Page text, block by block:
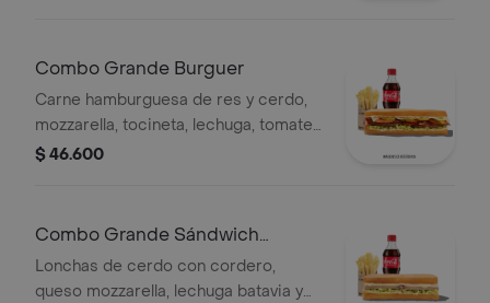
Combo Grande Burguer
Carne hamburguesa de res y cerdo,
mozzarella, tocineta, lechuga, tomate,
pepinillos, salsa BBQ, salsa Qbano,
$ 46.600
Combo Grande Sándwich
Cordero
Lonchas de cerdo con cordero,
queso mozzarella, lechuga batavia y